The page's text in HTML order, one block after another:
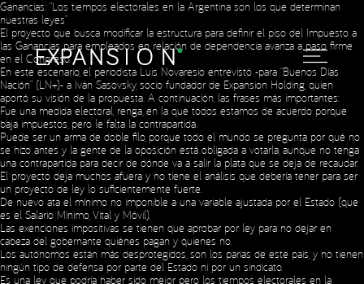
Ganancias: “Los tiempos electorales en la Argentina son los que determinan
nuestras leyes”
El proyecto que busca modificar la estructura para definir el piso del Impuesto a
las Ganancias para empleados en relación de dependencia avanza a paso firme
en el Congreso.
En este escenario, el periodista Luis Novaresio entrevistó -para “Buenos Días
Nación” (LN+)- a Iván Sasovsky, socio fundador de Expansion Holding, quien
aportó su visión de la propuesta. A continuación, las frases más importantes:
Fue una medida electoral, renga, en la que todos estamos de acuerdo porque
baja impuestos, pero le falta la contrapartida.
Puede ser un arma de doble filo, porque todo el mundo se pregunta por qué no
se hizo antes y la gente de la oposición está obligada a votarla, aunque no tenga
una contrapartida para decir de dónde va a salir la plata que se deja de recaudar.
El proyecto deja muchos afuera y no tiene el análisis que debería tener para ser
un proyecto de ley lo suficientemente fuerte.
De nuevo ata el mínimo no imponible a una variable ajustada por el Estado (que
es el Salario Mínimo, Vital y Móvil).
Las exenciones impositivas se tienen que aprobar por ley para no dejar en
cabeza del gobernante quiénes pagan y quienes no.
Los autónomos están más desprotegidos, son los parias de este país, y no tienen
ningún tipo de defensa por parte del Estado ni por un sindicato.
Es una ley que podría haber sido mejor, pero los tiempos electorales en la
Copyright © 2023 Expansion.Todos los derechos reservados.
Política de Privacidad
Social Media